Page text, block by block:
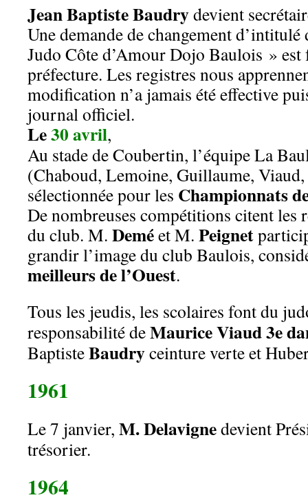
Jean Baptiste Baudrydevient
Une demande de changement
Judo Côte d’Amour Dojo Baulois » est
préfecture. Les registres nous
modification n’a jamais été effective
journal officiel.
Le30 avril,
Au stade de Coubertin, l’équipe La
(Chaboud, Lemoine, Guillaume,
sélectionnée pour les Championnats
De nombreuses compétitions citent les
du club. M. Deméet M. Peignet
grandir l’image du club Baulois,
meilleurs de l’Ouest.
Tous les jeudis, les scolaires font du
responsabilité deMaurice Viaud 3e
BaptisteBaudryceinture verte et
1961
Le 7 janvier, M. Delavignedevient
trésorier.
1964